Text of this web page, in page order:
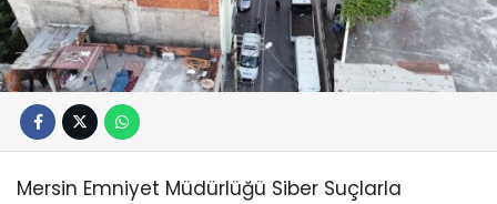
Mersin Emniyet Müdürlüğü Siber Suçlarla